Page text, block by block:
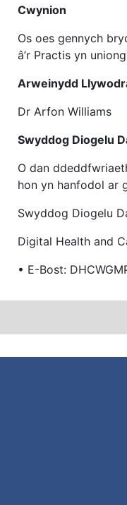
Cwynion
Os oes gennych
â’r Practis yn
Arweinydd
Dr Arfon Williams
Swyddog Diogelu
O dan
hon yn hanfodol ar
Swyddog Diogelu
Digital Health and
• E-Bost: